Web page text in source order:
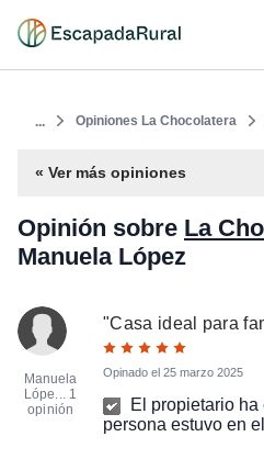
... Opiniones La Chocolatera
« Ver más opiniones
Opinión sobre La
Manuela López
Manuela
Lópe... 1
opinión
"Casa ideal para
Opinado el25 marzo 2025
El propietario
persona estuvo en